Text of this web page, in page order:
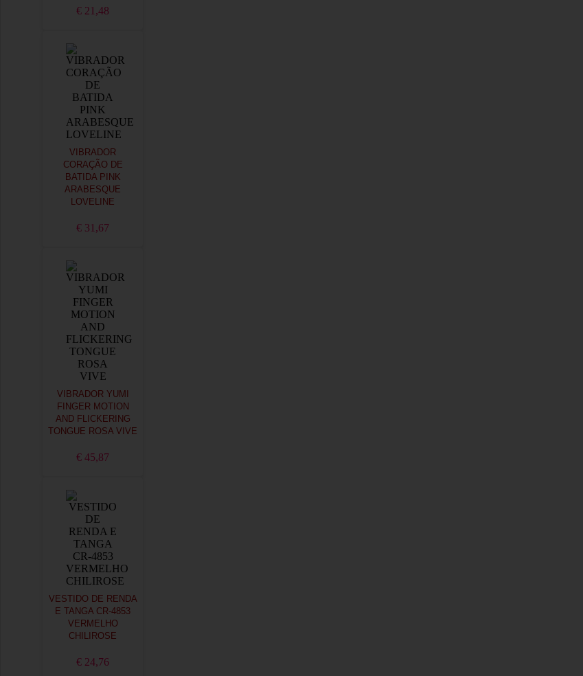
€ 21,48
VIBRADOR
CORAÇÃO DE
BATIDA PINK
ARABESQUE
LOVELINE
€ 31,67
VIBRADOR YUMI
FINGER MOTION
AND FLICKERING
TONGUE ROSA VIVE
€ 45,87
VESTIDO DE RENDA
E TANGA CR-4853
VERMELHO
CHILIROSE
€ 24,76